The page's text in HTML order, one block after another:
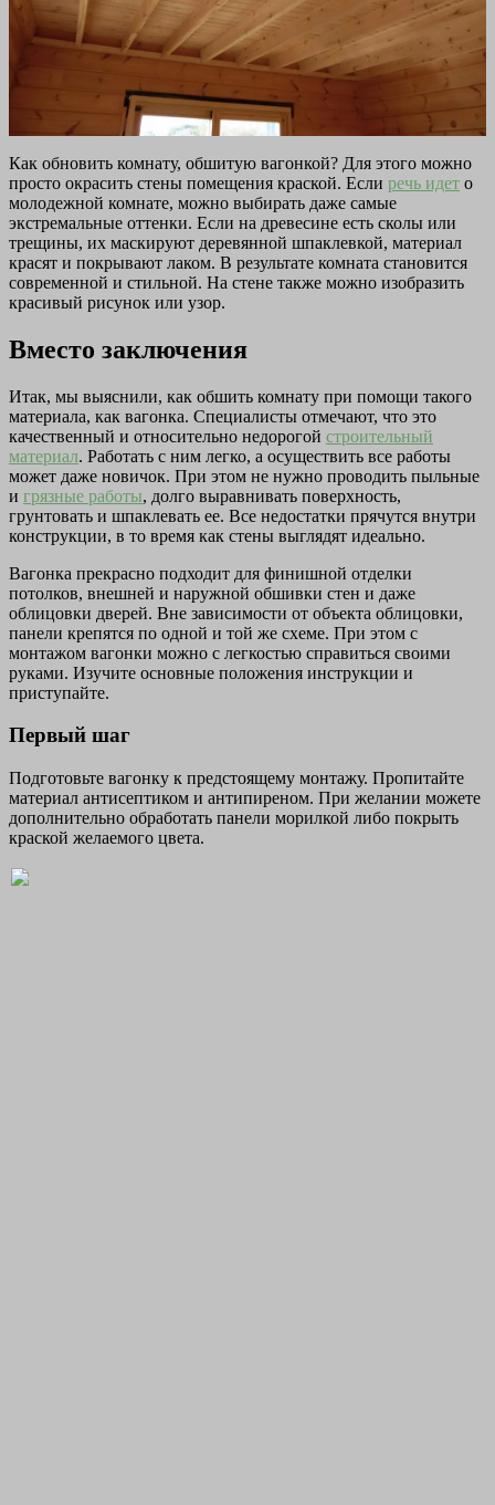
Как обновить комнату, обшитую вагонкой? Для этого можно
просто окрасить стены помещения краской. Если речь идет о
молодежной комнате, можно выбирать даже самые
экстремальные оттенки. Если на древесине есть сколы или
трещины, их маскируют деревянной шпаклевкой, материал
красят и покрывают лаком. В результате комната становится
современной и стильной. На стене также можно изобразить
красивый рисунок или узор.
Вместо заключения
Итак, мы выяснили, как обшить комнату при помощи такого
материала, как вагонка. Специалисты отмечают, что это
качественный и относительно недорогой строительный
материал. Работать с ним легко, а осуществить все работы
может даже новичок. При этом не нужно проводить пыльные
и грязные работы, долго выравнивать поверхность,
грунтовать и шпаклевать ее. Все недостатки прячутся внутри
конструкции, в то время как стены выглядят идеально.
Вагонка прекрасно подходит для финишной отделки
потолков, внешней и наружной обшивки стен и даже
облицовки дверей. Вне зависимости от объекта облицовки,
панели крепятся по одной и той же схеме. При этом с
монтажом вагонки можно с легкостью справиться своими
руками. Изучите основные положения инструкции и
приступайте.
Первый шаг
Подготовьте вагонку к предстоящему монтажу. Пропитайте
материал антисептиком и антипиреном. При желании можете
дополнительно обработать панели морилкой либо покрыть
краской желаемого цвета.